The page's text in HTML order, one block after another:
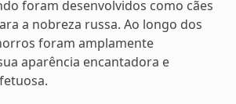
foram desenvolvidos como cães
a nobreza russa. Ao longo dos
foram amplamente
aparência encantadora e